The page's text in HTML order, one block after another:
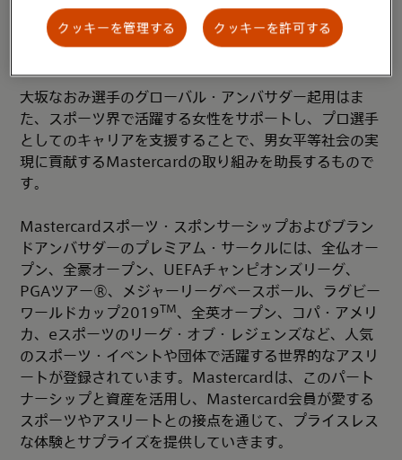
オープン化して以来6番目の快挙です。大坂選手はハイ
チ系アメリカ人の父親と日本人の母親を持ち、日本で生
まれ、現在はフロリダ在住です。
大坂なおみ選手のグローバル・アンバサダー起用はま
た、スポーツ界で活躍する女性をサポートし、プロ選手
としてのキャリアを支援することで、男女平等社会の実
現に貢献するMastercardの取り組みを助長するもので
す。
Mastercardスポーツ・スポンサーシップおよびブラン
ドアンバサダーのプレミアム・サークルには、全仏オー
プン、全豪オープン、UEFAチャンピオンズリーグ、
PGAツアー®、メジャーリーグベースボール、ラグビー
ワールドカップ2019TM、全英オープン、コパ・アメリ
カ、eスポーツのリーグ・オブ・レジェンズなど、人気
のスポーツ・イベントや団体で活躍する世界的なアスリ
ートが登録されています。Mastercardは、このパート
ナーシップと資産を活用し、Mastercard会員が愛する
スポーツやアスリートとの接点を通じて、プライスレス
な体験とサプライズを提供していきます。
クッキーを許可する
クッキーを管理する